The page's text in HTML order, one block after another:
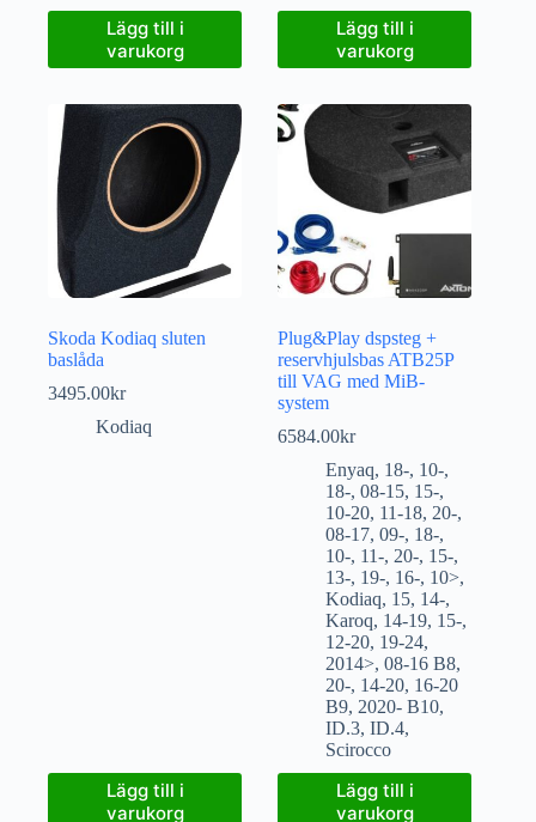
Lägg till i
varukorg
Lägg till i
varukorg
Skoda Kodiaq sluten
baslåda
3495.00kr
Kodiaq
Lägg till i
varukorg
Plug&Play dspsteg +
reservhjulsbas ATB25P
till VAG med MiB-
system
6584.00kr
Enyaq, 18-, 10-,
18-,08-15, 15-,
10-20, 11-18, 20-,
08-17,09-, 18-,
10-, 11-, 20-, 15-,
13-, 19-, 16-, 10>,
Kodiaq, 15, 14-,
Karoq, 14-19, 15-,
12-20, 19-24,
2014>,08-16 B8,
20-, 14-20, 16-20
B9, 2020- B10,
ID.3,ID.4,
Scirocco
Lägg till i
varukorg